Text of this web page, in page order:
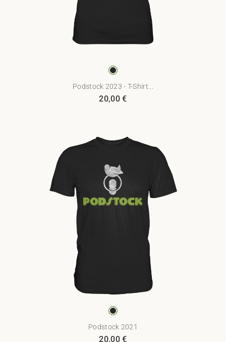
Podstock 2023 - T-Shirt...
20,00€
Podstock 2021
20,00€